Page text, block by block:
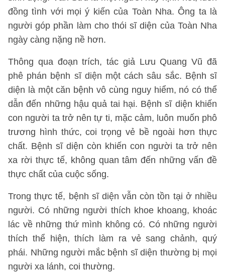
đồng tình với mọi ý kiến của Toàn Nha. Ông ta là
người góp phần làm cho thói sĩ diện của Toàn Nha
ngày càng nặng nề hơn.
Thông qua đoạn trích, tác giả Lưu Quang Vũ đã
phê phán bệnh sĩ diện một cách sâu sắc. Bệnh sĩ
diện là một căn bệnh vô cùng nguy hiểm, nó có thể
dẫn đến những hậu quả tai hại. Bệnh sĩ diện khiến
con người ta trở nên tự ti, mặc cảm, luôn muốn phô
trương hình thức, coi trọng vẻ bề ngoài hơn thực
chất. Bệnh sĩ diện còn khiến con người ta trở nên
xa rời thực tế, không quan tâm đến những vấn đề
thực chất của cuộc sống.
Trong thực tế, bệnh sĩ diện vẫn còn tồn tại ở nhiều
người. Có những người thích khoe khoang, khoác
lác về những thứ mình không có. Có những người
thích thể hiện, thích làm ra vẻ sang chảnh, quý
phái. Những người mắc bệnh sĩ diện thường bị mọi
người xa lánh, coi thường.